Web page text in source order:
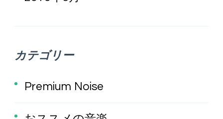
カテゴリー
Premium Noise